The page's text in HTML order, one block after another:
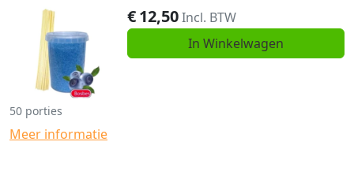
€12,50Incl. BTW
In Winkelwagen
50 porties
Meer informatie